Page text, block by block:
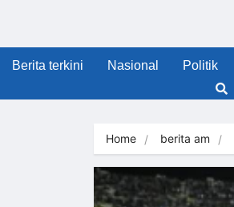
Berita terkini Nasional Politik
Home berita am